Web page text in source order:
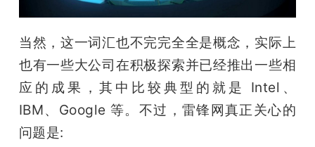
心
GAIR
当然，这一词汇也不完完全全是概念，实际上
也有一些大公司在积极探索并已经推出一些相
应的成果，其中比较典型的就是 Intel、
IBM、Google 等。不过，雷锋网真正关心的
问题是: